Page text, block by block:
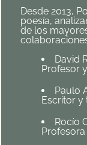
Desde 2013,
poesía,
de los
David
Profesor
Paulo
Escritor y
Rocío